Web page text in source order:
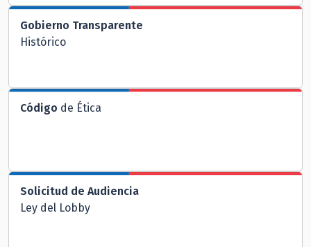
Gobierno Transparente
Histórico
Código de Ética
Solicitud de Audiencia
Ley del Lobby